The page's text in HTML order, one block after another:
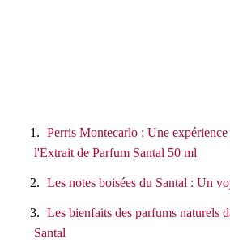
Perris Montecarlo : Une
l'Extrait de Parfum Santal 50 ml
Les notes boisées du Santal : Un
Les bienfaits des parfums naturels
Santal